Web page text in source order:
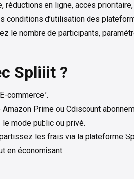
réductions en ligne, accès
conditions d’utilisation des
le nombre de participants,
Spliiit ?
commerce”.
Prime ou Cdiscount
mode public ou privé.
les frais via la plateforme
en économisant.